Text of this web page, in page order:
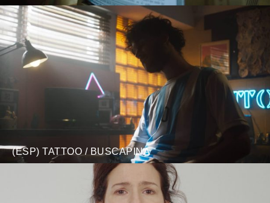
(ESP) TATTOO / BUSCAPINA